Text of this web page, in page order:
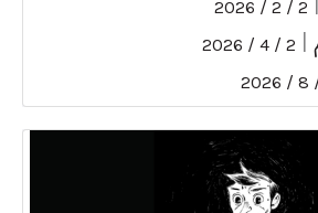
2 / 2 / 2026
2 / 4 / 2026